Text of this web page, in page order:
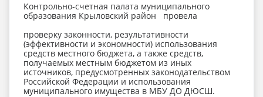
Контрольно-счетная палата муниципального
образования Крыловский район провела
проверку законности, результативности
(эффективности и экономности) использования
средств местного бюджета, а также средств,
получаемых местным бюджетом из иных
источников, предусмотренных законодательством
Российской Федерации и использования
муниципального имущества в МБУ ДО ДЮСШ.